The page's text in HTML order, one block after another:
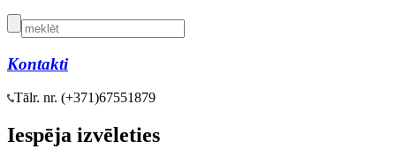
Kontakti
Tālr. nr. (+371)67551879
Iespēja izvēleties